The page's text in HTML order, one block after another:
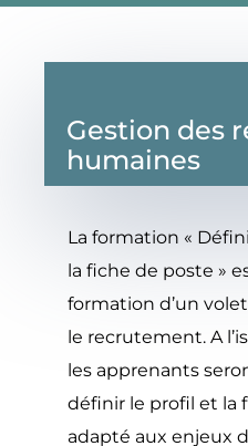
Gestion des
humaines
La formation «
la fiche de poste »
formation d’un
le recrutement. A
les apprenants
définir le profil et la
adapté aux enjeux